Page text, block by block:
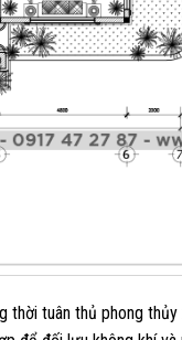
tuân thủ phong thủy